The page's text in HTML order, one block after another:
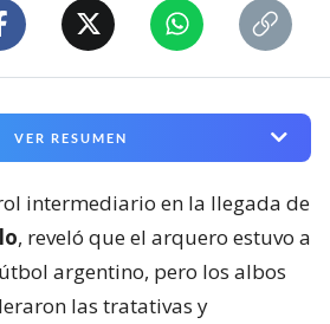
VER RESUMEN
intermediario en la llegada de
, reveló que el arquero estuvo a
argentino, pero los albos
las tratativas y